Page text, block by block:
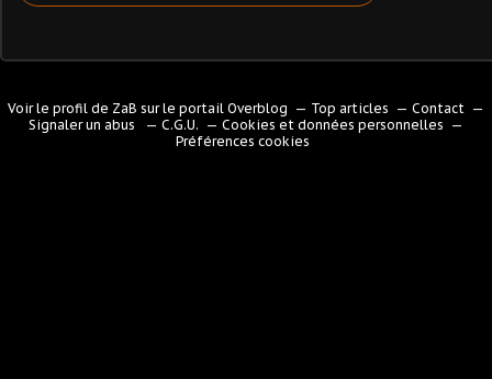
Voir le profil de ZaB sur le portail Overblog Top articles
Contact
Signaler un abus
C.G.U.
Cookies et données personnelles
Préférences cookies